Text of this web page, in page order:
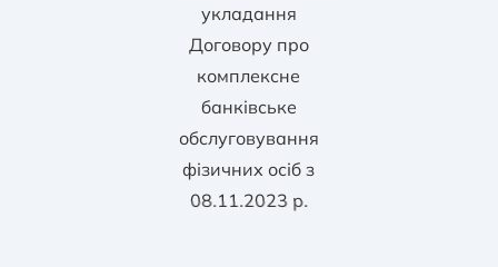
укладання
Договору про
комплексне
банківське
обслуговування
фізичних осіб з
08.11.2023 р.